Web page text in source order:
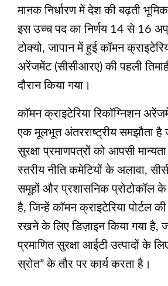
मानक निर्धारण में देश की बढ़ती
इस उच्च पद का निर्णय 14 से 16
टोक्यो, जापान में हुई कॉमन
अरेंजमेंट (सीसीआरए) की पहली
दौरान किया गया।
कॉमन क्राइटेरिया रिकॉग्निशन
एक मूलभूत अंतरराष्ट्रीय समझौता है
सुरक्षा प्रमाणपत्रों को आपसी
स्तरीय नीति कमेटियों के अलावा,
समूहों और प्रशासनिक प्रोटोकॉल के
है, जिन्हें कॉमन क्राइटेरिया पोर्टल की
रखने के लिए डिज़ाइन किया गया है,
प्रमाणित सुरक्षा आईटी उत्पादों के
स्रोत” के तौर पर कार्य करता है।